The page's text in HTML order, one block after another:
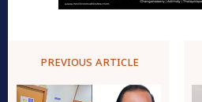
PREVIOUS ARTICLE